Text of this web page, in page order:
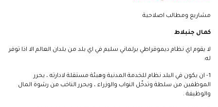
مشاريع ومطالب اصلاحية
كمال جنبلاط
لا يقوم اي نظام ديموقراطي برلماني سليم في اي بلد من بلدان العالم الا اذا توفر
له:
1- ان يكون في البلد نظام للخدمة المدنية وهيئة مستقلة لادارته ، يحرر
الموظفين من سلطة وتدخّل النواب والوزراء ، ويحرر الناخب من رشوة المال
والوظيفة .